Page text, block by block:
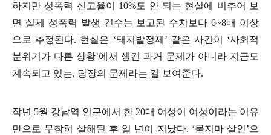
하지만 성폭력 신고율이 10%도 안 되는 현실에 비추어 보
면 실제 성폭력 발생 건수는 보고된 수치보다 6~8배 이상
으로 추정된다. 현실은 ‘돼지발정제’ 같은 사건이 ‘사회적
분위기가 다른 상황’에서 생긴 과거 문제가 아니라 지금도
계속되고 있는, 당장의 문제라는 걸 보여준다.
작년 5월 강남역 인근에서 한 20대 여성이 여성이라는 이유
만으로 무참히 살해된 후 일 년이 지났다. ‘묻지마 살인’으